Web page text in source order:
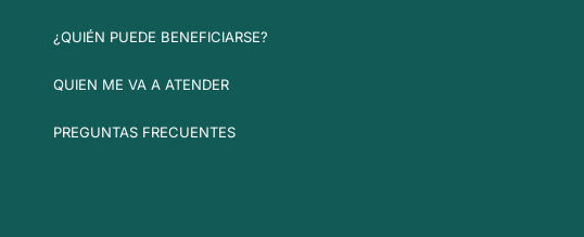
¿QUIÉN PUEDE BENEFICIARSE?
QUIEN ME VA A ATENDER
PREGUNTAS FRECUENTES